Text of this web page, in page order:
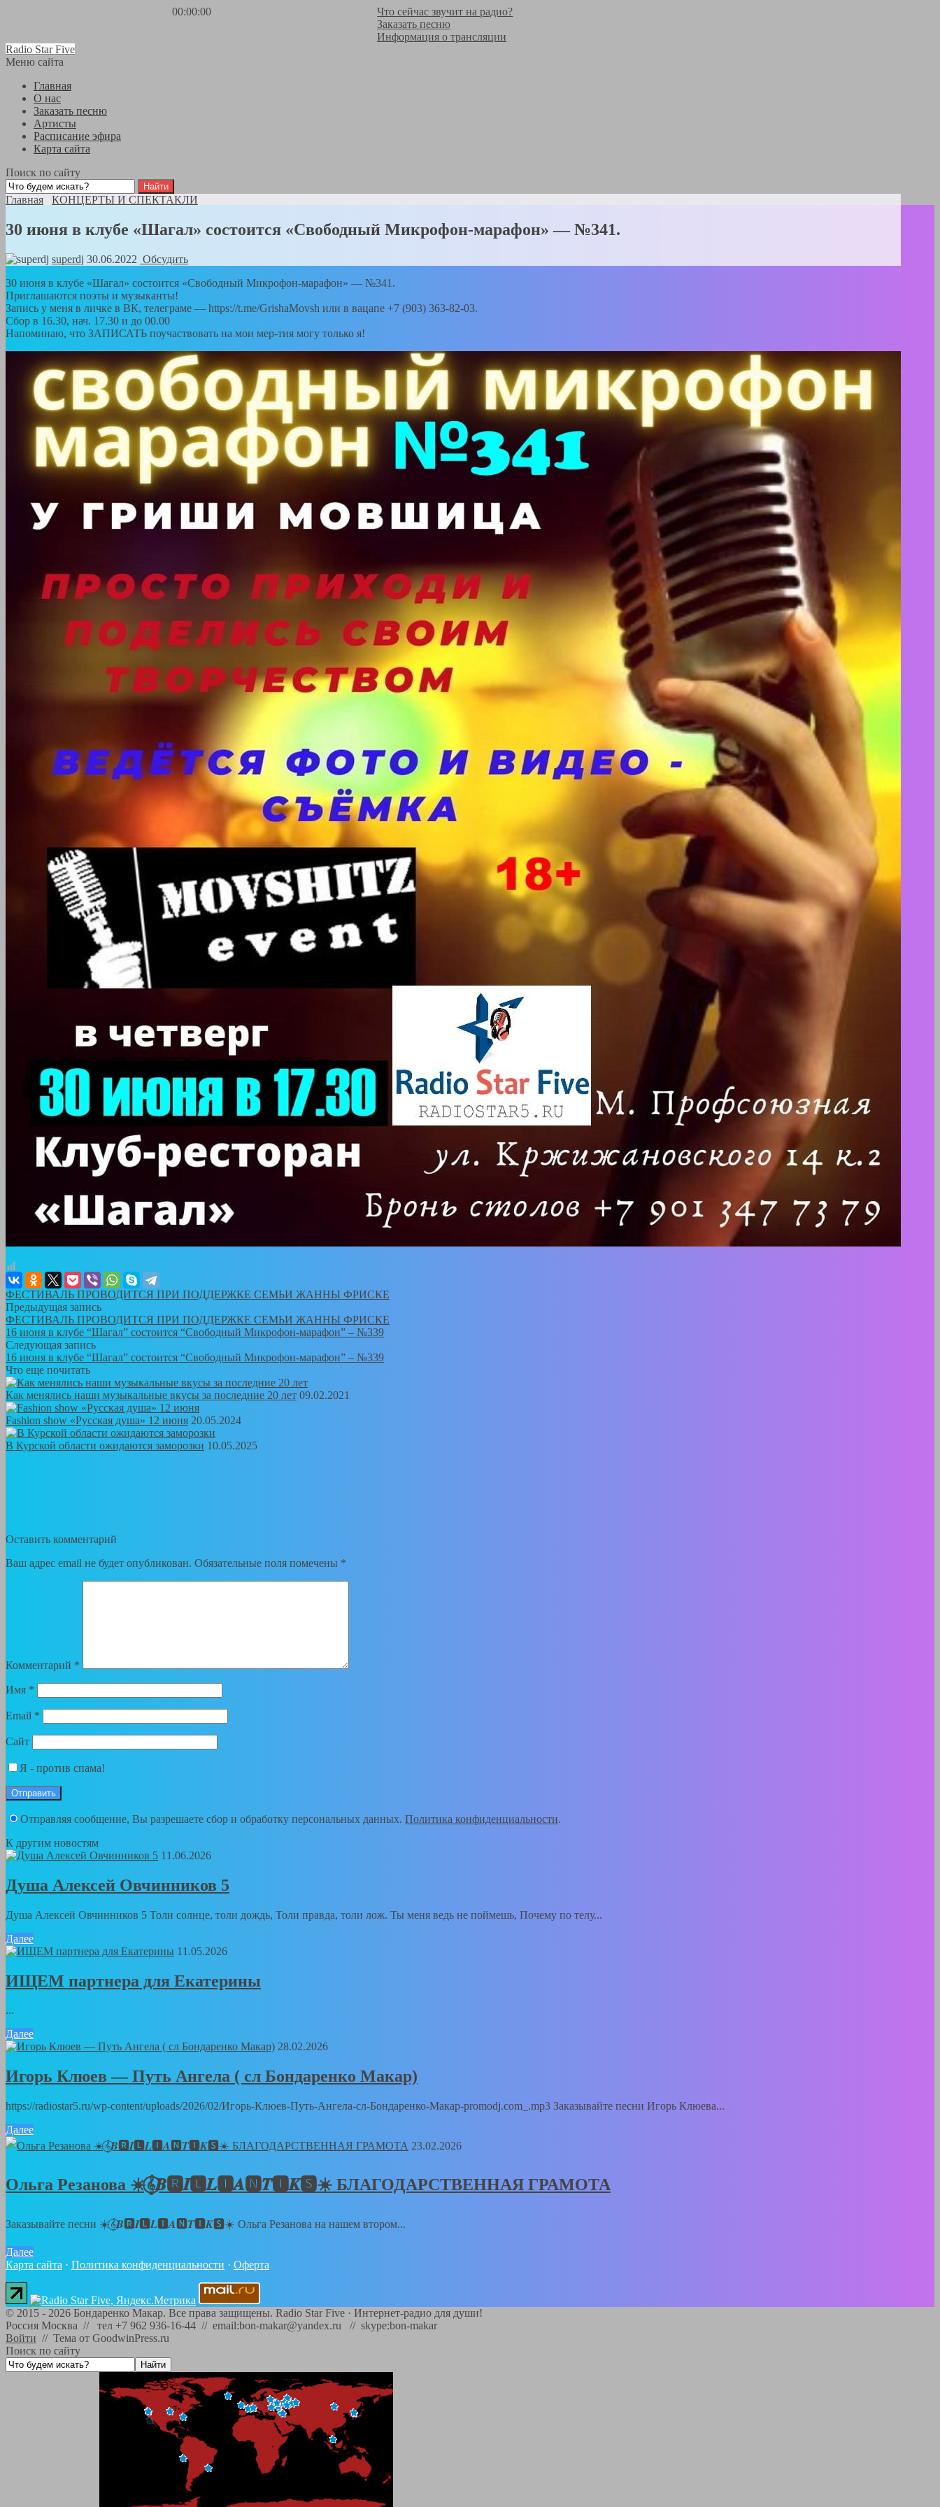
00:00:00
Что сейчас звучит на радио?
Заказать песню
Информация о трансляции
Radio Star Five
Меню сайта
Главная
О нас
Заказать песню
Артисты
Расписание эфира
Карта сайта
Поиск по сайту
Главная КОНЦЕРТЫ И СПЕКТАКЛИ
30 июня в клубе «Шагал» состоится «Свободный Микрофон-марафон» — №341.
superdj 30.06.2022 Обсудить
30 июня в клубе «Шагал» состоится «Свободный Микрофон-марафон» — №341.
Приглашаются поэты и музыканты!
Запись у меня в личке в ВК, телеграме — https://t.me/GrishaMovsh или в вацапе +7 (903) 363-82-03.
Сбор в 16.30, нач. 17.30 и до 00.00
Напоминаю, что ЗАПИСАТЬ поучаствовать на мои мер-тия могу только я!
ФЕСТИВАЛЬ ПРОВОДИТСЯ ПРИ ПОДДЕРЖКЕ СЕМЬИ ЖАННЫ ФРИСКЕ
Предыдущая запись
ФЕСТИВАЛЬ ПРОВОДИТСЯ ПРИ ПОДДЕРЖКЕ СЕМЬИ ЖАННЫ ФРИСКЕ
16 июня в клубе “Шагал” состоится “Свободный Микрофон-марафон” – №339
Следующая запись
16 июня в клубе “Шагал” состоится “Свободный Микрофон-марафон” – №339
Что еще почитать
Как менялись наши музыкальные вкусы за последние 20 лет 09.02.2021
Fashion show «Русская душа» 12 июня 20.05.2024
В Курской области ожидаются заморозки 10.05.2025
Оставить комментарий
Ваш адрес email не будет опубликован. Обязательные поля помечены *
Комментарий *
Имя *
Email *
Сайт
Я - против спама!
Отправляя сообщение, Вы разрешаете сбор и обработку персональных данных. Политика конфиденциальности.
К другим новостям
11.06.2026
Душа Алексей Овчинников 5
Душа Алексей Овчинников 5 Толи солнце, толи дождь, Толи правда, толи лож. Ты меня ведь не поймешь, Почему по телу...
Далее
11.05.2026
ИЩЕМ партнера для Екатерины
...
Далее
28.02.2026
Игорь Клюев — Путь Ангела ( сл Бондаренко Макар)
https://radiostar5.ru/wp-content/uploads/2026/02/Игорь-Клюев-Путь-Ангела-сл-Бондаренко-Макар-promodj.com_.mp3 Заказывайте песни Игорь Клюева...
Далее
23.02.2026
Ольга Резанова ☀️𝄞⃝𝑩🆁𝑰🅻𝑳🅸𝑨🅽𝑻🅸𝑲🆂☀️ БЛАГОДАРСТВЕННАЯ ГРАМОТА
Заказывайте песни ☀️𝄞⃝𝑩🆁𝑰🅻𝑳🅸𝑨🅽𝑻🅸𝑲🆂☀️ Ольга Резанова на нашем втором...
Далее
Карта сайта · Политика конфиденциальности · Оферта
© 2015 - 2026 Бондаренко Макар. Все права защищены. Radio Star Five · Интернет-радио для души!
Россия Москва // тел +7 962 936-16-44 // email:bon-makar@yandex.ru // skype:bon-makar
Войти // Тема от GoodwinPress.ru
Поиск по сайту